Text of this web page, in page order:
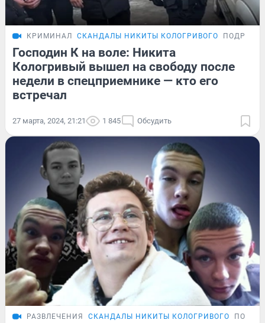
КРИМИНАЛ СКАНДАЛЫ НИКИТЫ КОЛОГРИВОГО
Господин К на воле: Никита
Кологривый вышел на свободу после
недели в спецприемнике — кто его
встречал
27 марта, 2024, 21:21 1 845 Обсудить
РАЗВЛЕЧЕНИЯ СКАНДАЛЫ НИКИТЫ КОЛОГРИВОГО